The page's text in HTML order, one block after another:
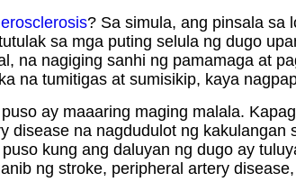
? Sa simula, ang pinsala sa
sa mga puting selula ng dugo
na nagiging sanhi ng pamamaga at
na tumitigas at sumisikip, kaya
ay maaaring maging malala.
disease na nagdudulot ng
kung ang daluyan ng dugo ay
ng stroke, peripheral artery